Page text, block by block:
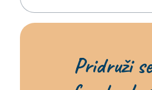
Pridruži